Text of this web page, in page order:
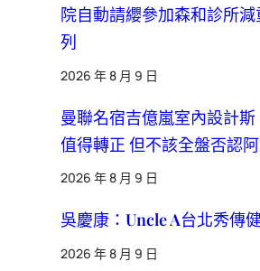
院自動請纓參加森和診所
列
2026 年 8 月 9 日
曼聯名宿吉億嵐室內設計
值得轉正 但不該全盤否認
2026 年 8 月 9 日
吳慶康：Uncle A台北秀傳
2026 年 8 月 9 日